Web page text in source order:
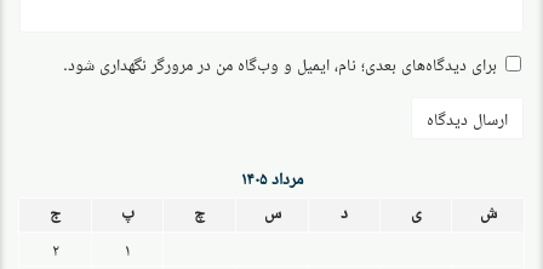
برای دیدگاه‌های بعدی؛ نام، ایمیل و وب‌گاه من در مرورگر نگهداری شود.
مرداد ۱۴۰۵
ش
ی د س چ پ
ج
۱
۲